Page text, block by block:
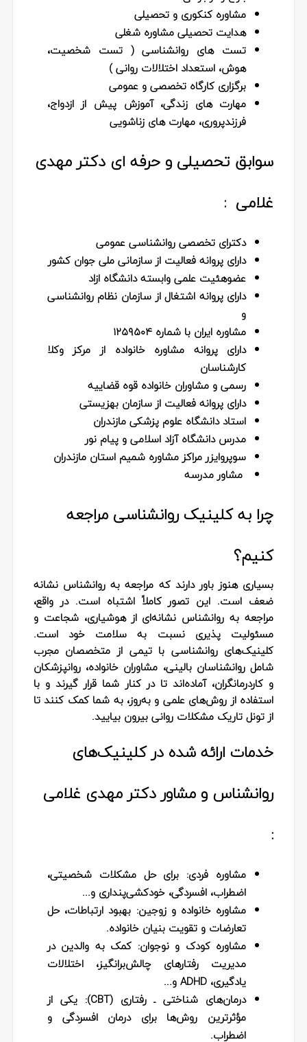
مشاوره کنکوری و تحصیلی
هدایت تحصیلی مشاوره شغلی
تست های روانشناسی ( تست شخصیت،
هوش، استعداد اختلالات روانی )
برگزاری کارگاه تخصصی و عمومی
مهارت های زندگی، آموزش پیش از ازدواج،
فرزندپروری، مهارت های زناشویی
‌سوابق تحصیلی و حرفه ای دکتر مهدی
غلامی :
دکترای تخصصی روانشناسی عمومی
دارای پروانه فعالیت از سازمانی ملی جوان‌ کشور
عضو‌هئیت علمی وابسته دانشگاه ازاد
دارای پروانه اشتغال از سازمان نظام روانشناسی
و
مشاوره ایران با شماره ۱۲۵۹۵۰۴
دارای پروانه مشاوره خانواده از مرکز وکلا
کارشناسان
رسمی و مشاوران خانواده قوه قضاییه
دارای پروانه فعالیت از سازمان بهزیستی
استاد دانشگاه علوم پزشکی مازندران
مدرس دانشگاه آزاد اسلامی و پیام نور
سوپروایزر مراکز مشاوره شمیم استان مازندران
مشاور مدرسه
چرا به کلینیک روانشناسی مراجعه
کنیم؟
بسیاری هنوز باور دارند که مراجعه به روانشناس نشانه
ضعف است. این تصور کاملاً اشتباه است. در واقع،
مراجعه به روانشناس نشانه‌ای از هوشیاری، شجاعت و
مسئولیت‌ پذیری نسبت به سلامت خود است.
کلینیک‌های روانشناسی با تیمی از متخصصان مجرب
شامل روانشناسان بالینی، مشاوران خانواده، روانپزشکان
و کاردرمانگران، آماده‌اند تا در کنار شما قرار گیرند و با
استفاده از روش‌های علمی و به‌روز، به شما کمک کنند تا
از تونل تاریک مشکلات روانی بیرون بیایید.
خدمات ارائه‌ شده در کلینیک‌های
روانشناس و مشاور دکتر مهدی غلامی
:
مشاوره فردی: برای حل مشکلات شخصیتی،
اضطراب، افسردگی، خودکشی‌پنداری و...
مشاوره خانواده و زوجین: بهبود ارتباطات، حل
تعارضات و تقویت بنیان خانواده.
مشاوره کودک و نوجوان: کمک به والدین در
مدیریت رفتارهای چالش‌برانگیز، اختلالات
یادگیری، ADHD و...
درمان‌های شناختی ـ رفتاری (CBT)
: یکی از
مؤثرترین روش‌ها برای درمان افسردگی و
اضطراب.